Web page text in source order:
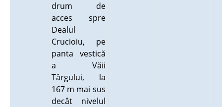
drum de
acces spre
Dealul
Crucioiu, pe
panta vestică
a Văii
Târgului, la
167 m mai sus
decât nivelul